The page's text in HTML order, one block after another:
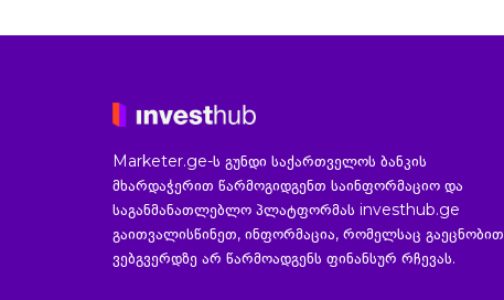
Marketer.ge-ს გუნდი საქართველოს ბანკის
მხარდაჭერით წარმოგიდგენთ საინფორმაციო და
საგანმანათლებლო პლატფორმას investhub.ge
გაითვალისწინეთ, ინფორმაცია, რომელსაც გაეცნობით
ვებგვერდზე არ წარმოადგენს ფინანსურ რჩევას.